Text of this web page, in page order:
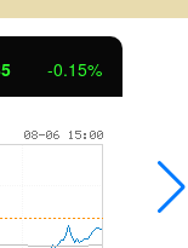
-0.15%